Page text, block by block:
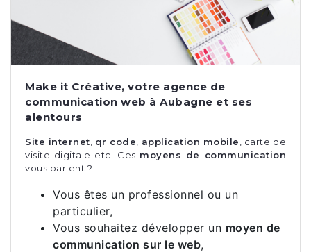
Make it Créative, votre agence de
communication web à Aubagne et ses
alentours
Site internet qr code application mobile
, carte de
visite digitale etc. Ces moyens de communication
vous parlent ?
Vous êtes un professionnel ou un
particulier,
Vous souhaitez développer un moyen de
communication sur le web,